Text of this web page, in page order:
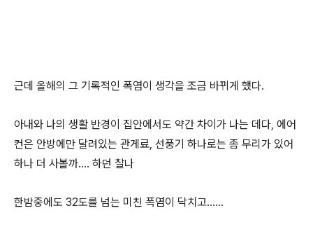
근데 올해의 그 기록적인 폭염이 생각을 조금 바뀌게 했다.
아내와 나의 생활 반경이 집안에서도 약간 차이가 나는 데다, 에어
컨은 안방에만 달려있는 관게료, 선풍기 하나로는 좀 무리가 있어
하나 더 사볼까.... 하던 찰나
한밤중에도 32도를 넘는 미친 폭염이 닥치고......